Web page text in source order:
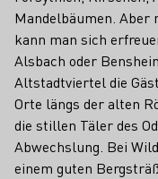
Mandelbäumen.
kann man sich
Alsbach oder
Altstadtviertel die
Orte längs der alten
die stillen Täler des
Abwechslung. Bei
einem guten